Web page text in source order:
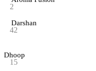
2
Darshan
42
Dhoop
15